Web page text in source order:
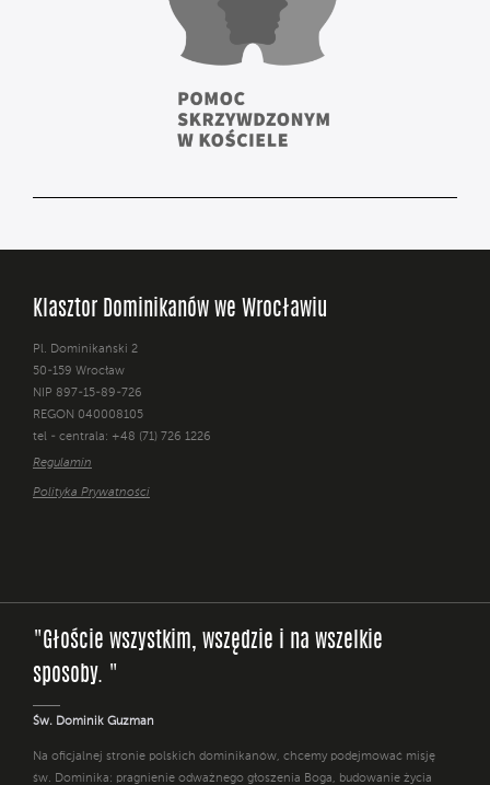
Klasztor Dominikanów we Wrocławiu
Pl. Dominikański 2
50-159 Wrocław
NIP 897-15-89-726
REGON 040008105
tel - centrala: +48 (71) 726 1226
Regulamin
Polityka Prywatności
"Głoście wszystkim, wszędzie i na wszelkie
sposoby. "
Św. Dominik Guzman
Na oficjalnej stronie polskich dominikanów, chcemy podejmować misję
św. Dominika: pragnienie odważnego głoszenia Boga, budowanie życia